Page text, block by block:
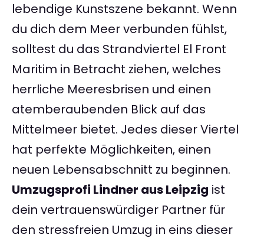
lebendige Kunstszene bekannt. Wenn
du dich dem Meer verbunden fühlst,
solltest du das Strandviertel El Front
Maritim in Betracht ziehen, welches
herrliche Meeresbrisen und einen
atemberaubenden Blick auf das
Mittelmeer bietet. Jedes dieser Viertel
hat perfekte Möglichkeiten, einen
neuen Lebensabschnitt zu beginnen.
Umzugsprofi Lindner aus Leipzig ist
dein vertrauenswürdiger Partner für
den stressfreien Umzug in eins dieser